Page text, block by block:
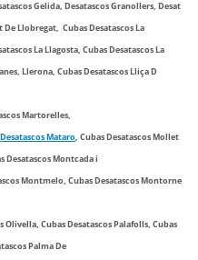
Gelida,DesatascosGranollers,Desat
De Llobregat, CubasDesatascosLa
La Llagosta,CubasDesatascosLa
Llerona,CubasDesatascosLliça D
Martorelles,
DesatascosMataro,CubasDesatascosMollet
DesatascosMontcada i
Montmelo,CubasDesatascosMontorne
Olivella,CubasDesatascosPalafolls,Cubas
Palma De